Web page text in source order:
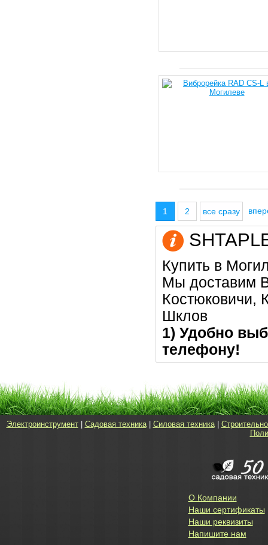
1 2 все сразу
Купить в
Мы доставим
Костюковичи,
Шклов
1) Удобно
телефону!
Электроинструмент| Садовая техника| Силовая техника|
О Компании
Наши сертификаты
Наши реквизиты
Напишите нам